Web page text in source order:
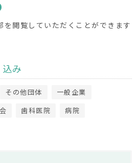
閲覧していただくことができます
み
その他団体
一般企業
歯科医院
病院